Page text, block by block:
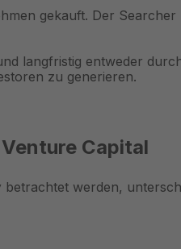
gekauft. Der
langfristig entweder
zu generieren.
Capital
betrachtet werden,